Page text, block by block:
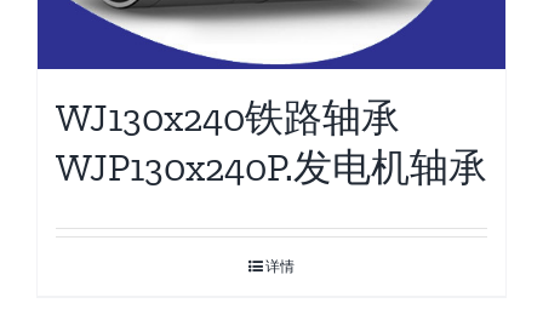
WJ130x240铁路轴承
WJP130x240P.发电机轴承
详情